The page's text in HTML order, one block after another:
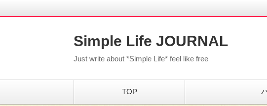
Simple Life JOURNAL
Just write about *Simple Life* feel like free
TOP